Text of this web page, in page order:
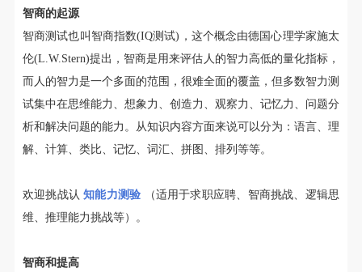
智商的起源
智商测试也叫智商指数(IQ测试)，这个概念由德国心理学家施太
伦(L.W.Stern)提出，智商是用来评估人的智力高低的量化指标，
而人的智力是一个多面的范围，很难全面的覆盖，但多数智力测
试集中在思维能力、想象力、创造力、观察力、记忆力、问题分
析和解决问题的能力。从知识内容方面来说可以分为：语言、理
解、计算、类比、记忆、词汇、拼图、排列等等。
欢迎挑战认知能力测验
（适用于求职应聘、智商挑战、逻辑思
维、推理能力挑战等）。
智商和提高